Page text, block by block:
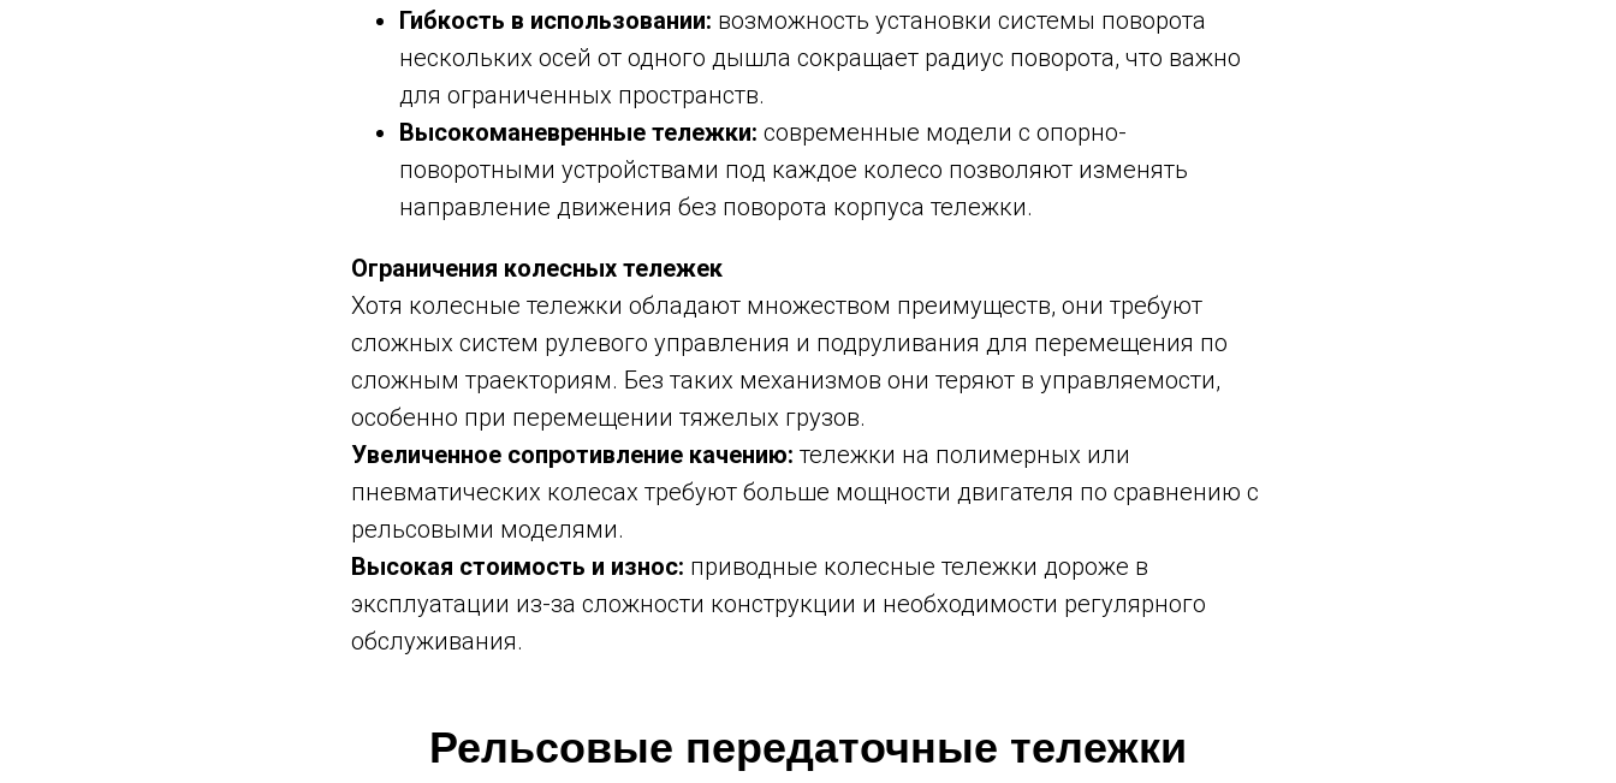
Гибкость в использовании: возможность установки системы поворота
нескольких осей от одного дышла сокращает радиус поворота, что важно
для ограниченных пространств.
Высокоманевренные тележки: современные модели с опорно-
поворотными устройствами под каждое колесо позволяют изменять
направление движения без поворота корпуса тележки.
Ограничения колесных тележек
Хотя колесные тележки обладают множеством преимуществ, они требуют
сложных систем рулевого управления и подруливания для перемещения по
сложным траекториям. Без таких механизмов они теряют в управляемости,
особенно при перемещении тяжелых грузов.
Увеличенное сопротивление качению: тележки на полимерных или
пневматических колесах требуют больше мощности двигателя по сравнению с
рельсовыми моделями.
Высокая стоимость и износ: приводные колесные тележки дороже в
эксплуатации из-за сложности конструкции и необходимости регулярного
обслуживания.
Рельсовые передаточные тележки